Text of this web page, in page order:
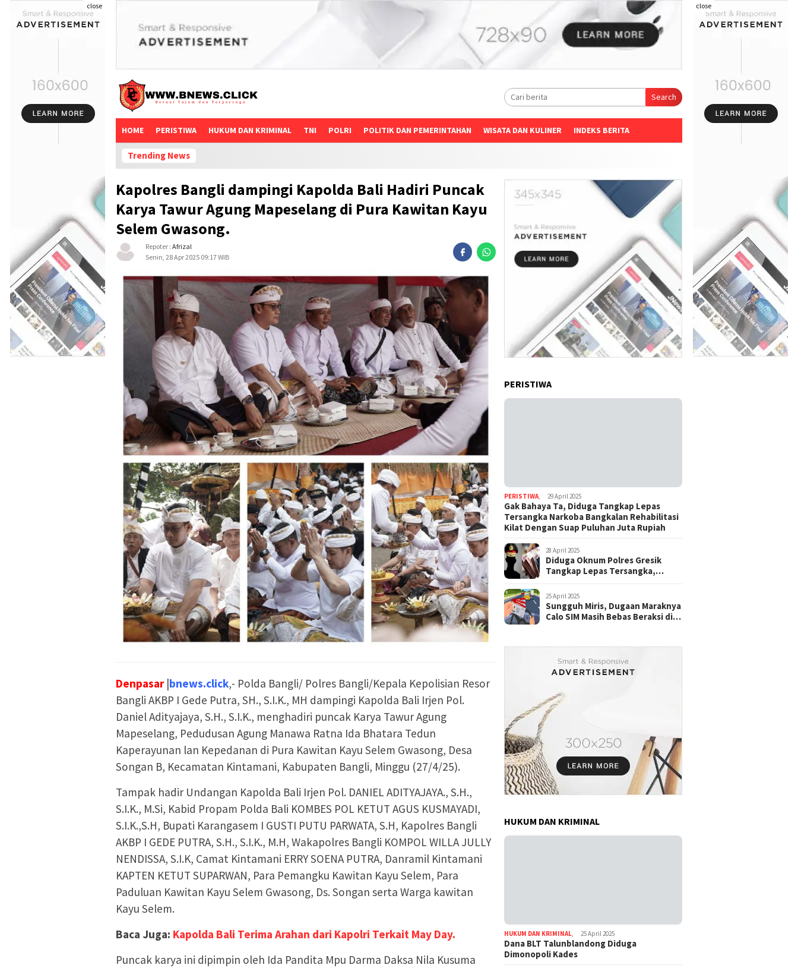
close close
Search
HOME PERISTIWA HUKUM DAN KRIMINAL TNI POLRI POLITIK DAN PEMERINTAHAN WISATA DAN KULINER INDEKS BERITA
Trending News
Kapolres Bangli dampingi Kapolda Bali Hadiri Puncak
Karya Tawur Agung Mapeselang di Pura Kawitan Kayu
Selem Gwasong.
Repoter : Afrizal
Senin, 28 Apr 2025 09:17 WIB
Denpasar|bnews.click,- Polda Bangli/ Polres Bangli/Kepala Kepolisian Resor
Bangli AKBP I Gede Putra, SH., S.I.K., MH dampingi Kapolda Bali Irjen Pol.
Daniel Adityajaya, S.H., S.I.K., menghadiri puncak Karya Tawur Agung
Mapeselang, Pedudusan Agung Manawa Ratna Ida Bhatara Tedun
Kaperayunan lan Kepedanan di Pura Kawitan Kayu Selem Gwasong, Desa
Songan B, Kecamatan Kintamani, Kabupaten Bangli, Minggu (27/4/25).
Tampak hadir Undangan Kapolda Bali Irjen Pol. DANIEL ADITYAJAYA., S.H.,
S.I.K., M.Si, Kabid Propam Polda Bali KOMBES POL KETUT AGUS KUSMAYADI,
S.I.K.,S.H, Bupati Karangasem I GUSTI PUTU PARWATA, S.H, Kapolres Bangli
AKBP I GEDE PUTRA, S.H., S.I.K., M.H, Wakapolres Bangli KOMPOL WILLA JULLY
NENDISSA, S.I.K, Camat Kintamani ERRY SOENA PUTRA, Danramil Kintamani
KAPTEN KETUT SUPARWAN, Para Pemangku Kawitan Kayu Selem, Para
Paduluan Kawitan Kayu Selem Gwasong, Ds. Songan serta Warga kawitan
Kayu Selem.
Baca Juga: Kapolda Bali Terima Arahan dari Kapolri Terkait May Day.
Puncak karya ini dipimpin oleh Ida Pandita Mpu Darma Daksa Nila Kusuma
PERISTIWA
PERISTIWA, 29 April 2025
Gak Bahaya Ta, Diduga Tangkap Lepas
Tersangka Narkoba Bangkalan Rehabilitasi
Kilat Dengan Suap Puluhan Juta Rupiah
28 April 2025
Diduga Oknum Polres Gresik
Tangkap Lepas Tersangka,
25 April 2025
Sungguh Miris, Dugaan Maraknya
Calo SIM Masih Bebas Beraksi di
HUKUM DAN KRIMINAL
HUKUM DAN KRIMINAL 25 April 2025
Dana BLT Talunblandong Diduga
Dimonopoli Kades